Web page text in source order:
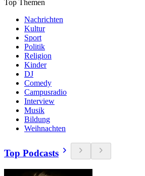
Top Themen
Nachrichten
Kultur
Sport
Politik
Religion
Kinder
DJ
Comedy
Campusradio
Interview
Musik
Bildung
Weihnachten
Top Podcasts